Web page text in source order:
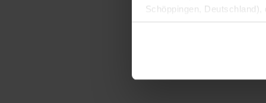
Schöppingen,
Produktverbesserungen,